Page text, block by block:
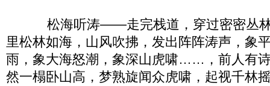
松海听涛——走完栈道，穿过密密丛林
里松林如海，山风吹拂，发出阵阵涛声，象
雨，象大海怒潮，象深山虎啸……，前人有
然一榻卧山高，梦熟旋闻众虎啸，起视千林